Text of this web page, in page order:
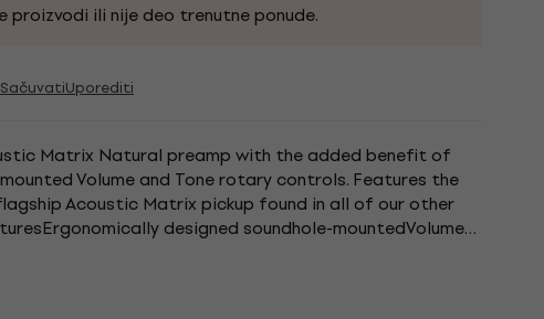
proizvodi ili nije deo trenutne ponude.
SačuvatiUporediti
Matrix Natural preamp with the added benefit of
Volume and Tone rotary controls. Features the
Acoustic Matrix pickup found in all of our other
designed soundhole-mountedVolume
fingertips...